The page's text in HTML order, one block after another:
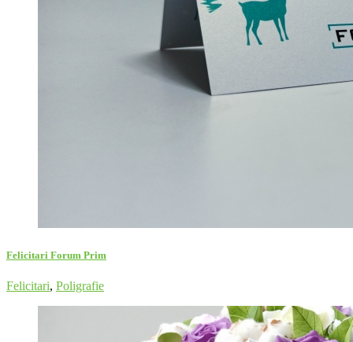
Felicitari Forum Prim
Felicitari, Poligrafie